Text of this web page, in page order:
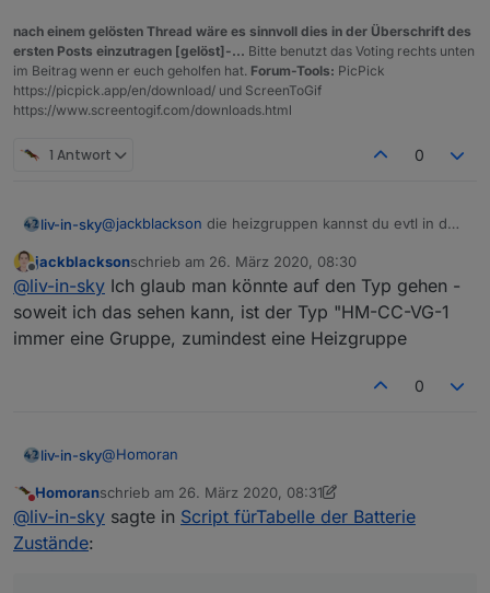
nach einem gelösten Thread wäre es sinnvoll dies in der Überschrift des
ersten Posts einzutragen [gelöst]-... Bitte benutzt das Voting rechts unten
im Beitrag wenn er euch geholfen hat. Forum-Tools: PicPick
https://picpick.app/en/download/ und ScreenToGif
https://www.screentogif.com/downloads.html
1 Antwort 0
liv-in-sky@jackblackson die heizgruppen kannst du evtl in den
ansonsten müßte ich einen datenpunkt haben ( oder
einen state oder einen namen (HG)) der mir sagt,
dass dies gefiltert sein sollte - irgendwas, was ich
zum identifizieren nutzen kann
zum filtern kannst du var filterArray befüllen
Offline
jackblacksonschrieb am 26. März 2020, 08:30
zuletzt editiert von
@liv-in-sky Ich glaub man könnte auf den Typ gehen -
soweit ich das sehen kann, ist der Typ "HM-CC-VG-1
immer eine Gruppe, zumindest eine Heizgruppe
0
liv-in-sky@Homoran
ich denke es sind diese hier
Nicht stören
Homoranschrieb am 26. März 2020, 08:31
zuletzt editiert von Homoran
@liv-in-sky sagte in Script fürTabelle der Batterie
Zustände: